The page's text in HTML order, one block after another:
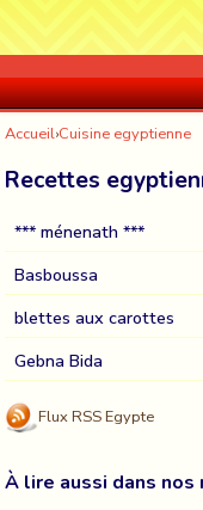
Accueil›Cuisine egyptienne
Recettes
*** ménenath ***
Basboussa
blettes aux carottes
Gebna Bida
Flux RSS Egypte
À lire aussi dans